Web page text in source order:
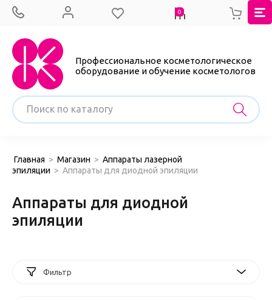
0
Профессиональное косметологическое
оборудование и обучение косметологов
Главная > Магазин > Аппараты лазерной
эпиляции > Аппараты для диодной эпиляции
Аппараты для диодной
эпиляции
Фильтр